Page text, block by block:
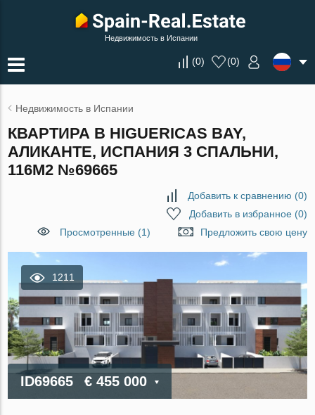
Недвижимость в Испании
(0) (0)
Недвижимость в Испании
КВАРТИРА В HIGUERICAS BAY,
АЛИКАНТЕ, ИСПАНИЯ 3 СПАЛЬНИ,
116М2 №69665
Добавить к сравнению (0)
Добавить в избранное(0)
Просмотренные (1)
Предложить свою цену
1211
ID69665 € 455 000